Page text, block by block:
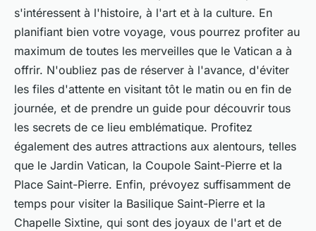
s'intéressent à l'histoire, à l'art et à la culture. En
planifiant bien votre voyage, vous pourrez profiter au
maximum de toutes les merveilles que le Vatican a à
offrir. N'oubliez pas de réserver à l'avance, d'éviter
les files d'attente en visitant tôt le matin ou en fin de
journée, et de prendre un guide pour découvrir tous
les secrets de ce lieu emblématique. Profitez
également des autres attractions aux alentours, telles
que le Jardin Vatican, la Coupole Saint-Pierre et la
Place Saint-Pierre. Enfin, prévoyez suffisamment de
temps pour visiter la Basilique Saint-Pierre et la
Chapelle Sixtine, qui sont des joyaux de l'art et de